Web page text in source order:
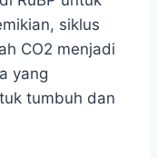
siklus
CO2 menjadi
yang
tumbuh dan